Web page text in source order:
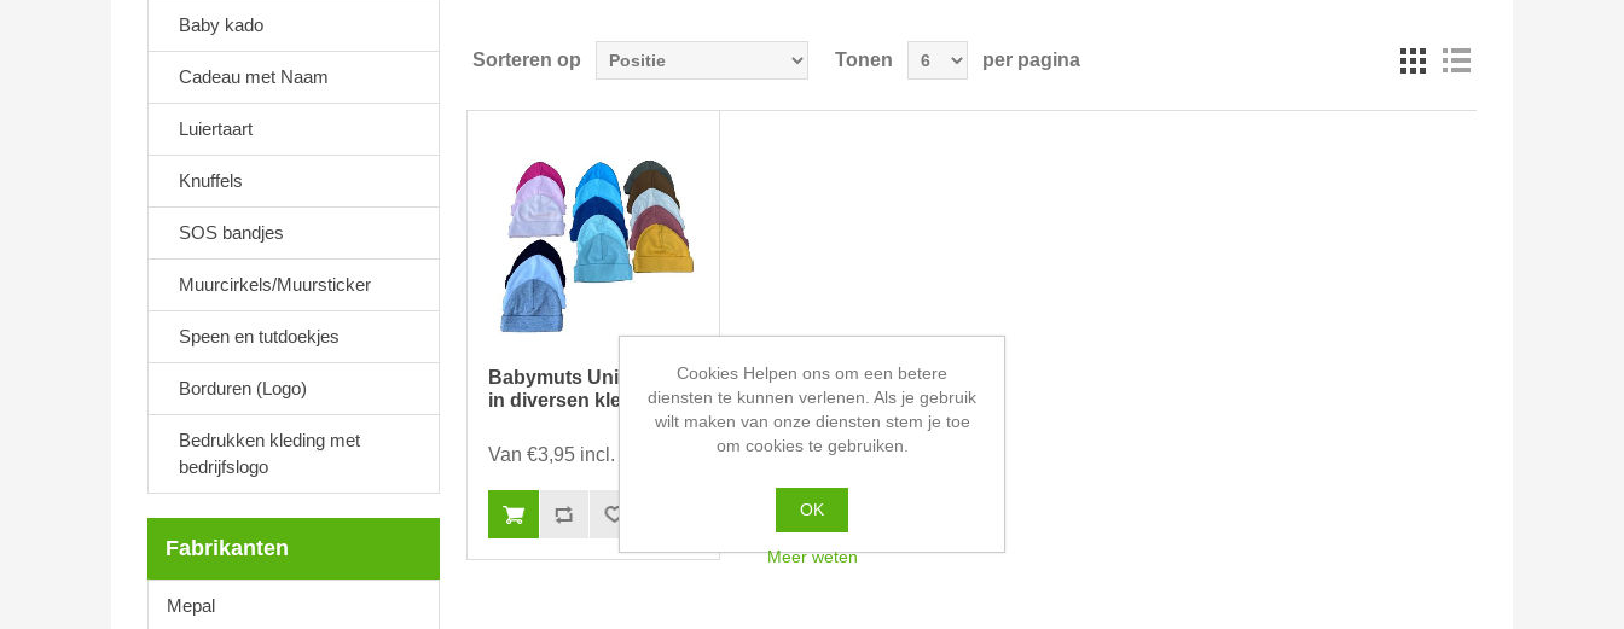
Baby kado
Cadeau met Naam
Luiertaart
Knuffels
SOS bandjes
Muurcirkels/Muursticker
Speen en tutdoekjes
Borduren (Logo)
Bedrukken kleding met
bedrijfslogo
Fabrikanten
Mepal
Sorteren op Tonen per pagina
Babymuts Uni Funnies
in diversen kleuren
Van €3,95 incl. BTW
Cookies Helpen ons om een betere
diensten te kunnen verlenen. Als je gebruik
wilt maken van onze diensten stem je toe
om cookies te gebruiken.
OK
Meer weten